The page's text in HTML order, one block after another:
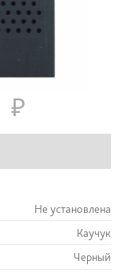
Не установлена
Каучук
Черный